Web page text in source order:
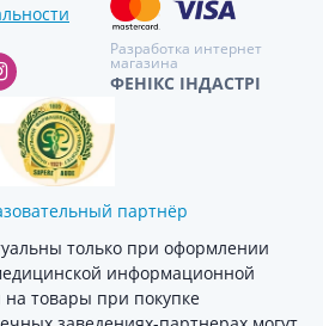
Разработка интернет
магазина
ФЕНІКС ІНДАСТРІ
партнёр
только при оформлении
информационной
товары при покупке